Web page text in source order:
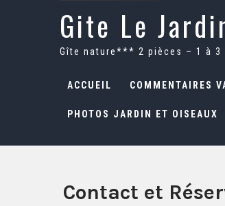
Gite Le
Gîte nature*** 2 pièces – 1 à 3
ACCUEIL COMMENTAIRES
PHOTOS JARDIN ET OISEAUX
Contact et